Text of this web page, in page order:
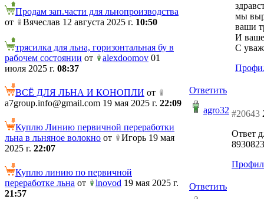
Продам зап.части для льнопроизводства
от
Вячеслав 12 августа 2025 г. 10:50
трясилка для льна, горизонтальная бу в
рабочем состоянии от alexdoomov 01
июля 2025 г. 08:37
ВСЁ ДЛЯ ЛЬНА И КОНОПЛИ от
a7group.info@gmail.com 19 мая 2025 г. 22:09
Куплю Линию первичной переработки
льна в льняное волокно от
Игорь 19 мая
2025 г. 22:07
Куплю линию по первичной
переработке льна от lnovod 19 мая 2025 г.
21:57
мы
ваши
И
С
Ответить
agro32 #20643
Ответ
Ответить